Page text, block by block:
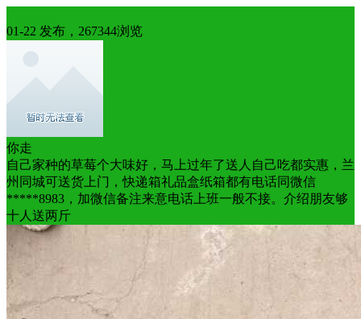
01-22 发布，267344浏览
你走
自己家种的草莓个大味好，马上过年了送人自己吃都实惠，兰
州同城可送货上门，快递箱礼品盒纸箱都有电话同微信
*****8983，加微信备注来意电话上班一般不接。介绍朋友够
十人送两斤